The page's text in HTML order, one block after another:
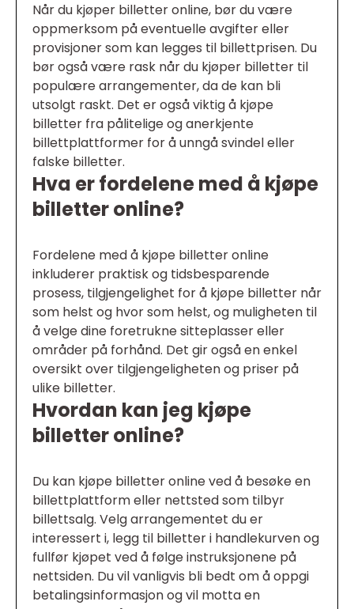
Når du kjøper billetter online, bør du være
oppmerksom på eventuelle avgifter eller
provisjoner som kan legges til billettprisen. Du
bør også være rask når du kjøper billetter til
populære arrangementer, da de kan bli
utsolgt raskt. Det er også viktig å kjøpe
billetter fra pålitelige og anerkjente
billettplattformer for å unngå svindel eller
falske billetter.
Hva er fordelene med å kjøpe
billetter online?
Fordelene med å kjøpe billetter online
inkluderer praktisk og tidsbesparende
prosess, tilgjengelighet for å kjøpe billetter når
som helst og hvor som helst, og muligheten til
å velge dine foretrukne sitteplasser eller
områder på forhånd. Det gir også en enkel
oversikt over tilgjengeligheten og priser på
ulike billetter.
Hvordan kan jeg kjøpe
billetter online?
Du kan kjøpe billetter online ved å besøke en
billettplattform eller nettsted som tilbyr
billettsalg. Velg arrangementet du er
interessert i, legg til billetter i handlekurven og
fullfør kjøpet ved å følge instruksjonene på
nettsiden. Du vil vanligvis bli bedt om å oppgi
betalingsinformasjon og vil motta en